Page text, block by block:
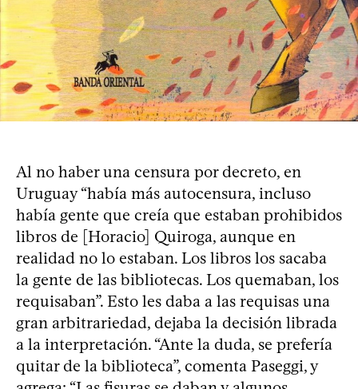
Al no haber una censura por decreto, en
Uruguay “había más autocensura, incluso
había gente que creía que estaban prohibidos
libros de [Horacio] Quiroga, aunque en
realidad no lo estaban. Los libros los sacaba
la gente de las bibliotecas. Los quemaban, los
requisaban”. Esto les daba a las requisas una
gran arbitrariedad, dejaba la decisión librada
a la interpretación. “Ante la duda, se prefería
quitar de la biblioteca”, comenta Paseggi, y